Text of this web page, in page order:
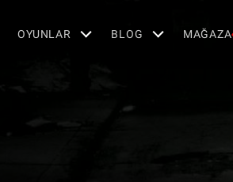
OYUNLAR BLOG MAĞAZA